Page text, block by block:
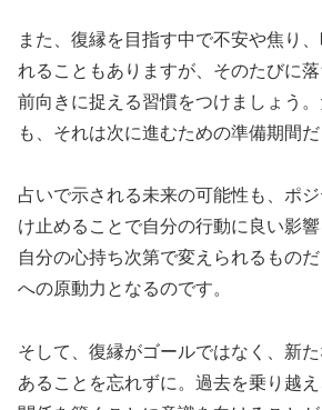
また、復縁を目指す中で不安や焦り
れることもありますが、そのたびに落
前向きに捉える習慣をつけましょう
も、それは次に進むための準備期間だ
占いで示される未来の可能性も、ポ
け止めることで自分の行動に良い影
自分の心持ち次第で変えられるもの
への原動力となるのです。
そして、復縁がゴールではなく、新
あることを忘れずに。過去を乗り越